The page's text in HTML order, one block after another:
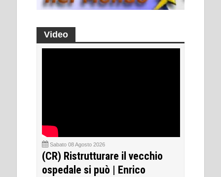
Video
Sabato 08 Agosto 2026
(CR) Ristrutturare il vecchio
ospedale si può | Enrico